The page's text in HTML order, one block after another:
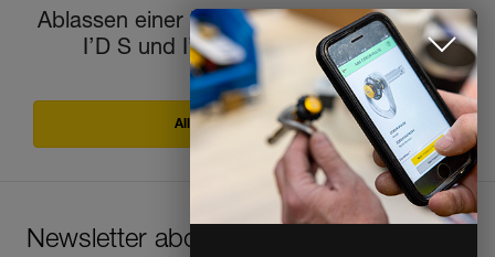
Ablassen einer Last von 150 bis 250 kg mit
I’D S und I’D EVAC am Anschlagpunkt
Alle Techniken ansehen
Newsletter abonnieren